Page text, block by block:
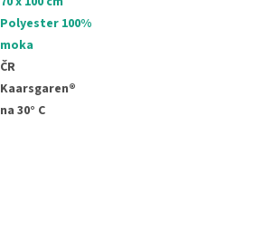
Polyester 100%
moka
ČR
Kaarsgaren®
na 30° C